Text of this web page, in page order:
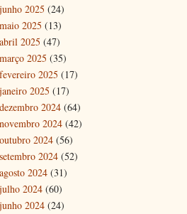
junho 2025 (24)
maio 2025 (13)
abril 2025 (47)
março 2025 (35)
fevereiro 2025 (17)
janeiro 2025 (17)
dezembro 2024 (64)
novembro 2024 (42)
outubro 2024 (56)
setembro 2024 (52)
agosto 2024 (31)
julho 2024 (60)
junho 2024 (24)